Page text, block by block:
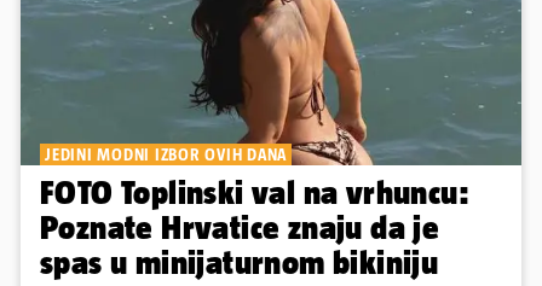
JEDINI MODNI IZBOR OVIH DANA
FOTO Toplinski val na vrhuncu:
Poznate Hrvatice znaju da je
spas u minijaturnom bikiniju